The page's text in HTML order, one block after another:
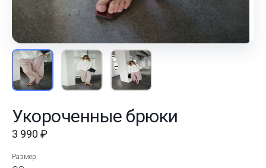
Укороченные брюки
3 990 ₽
Размер